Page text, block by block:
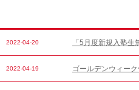
2022-04-20 「5月度新規入塾生
2022-04-19 ゴールデンウィー